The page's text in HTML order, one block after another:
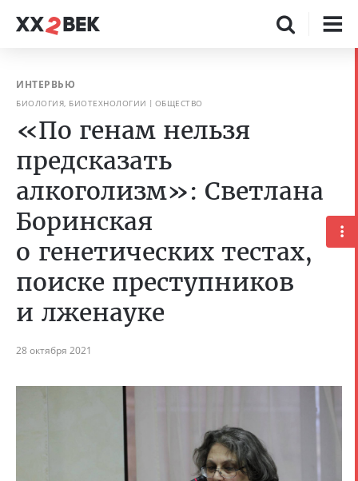
ИНТЕРВЬЮ
БИОЛОГИЯ, БИОТЕХНОЛОГИИ ОБЩЕСТВО
«По генам нельзя
предсказать
алкоголизм»: Светлана
Боринская
о генетических тестах,
поиске преступников
и лженауке
28 октября 2021